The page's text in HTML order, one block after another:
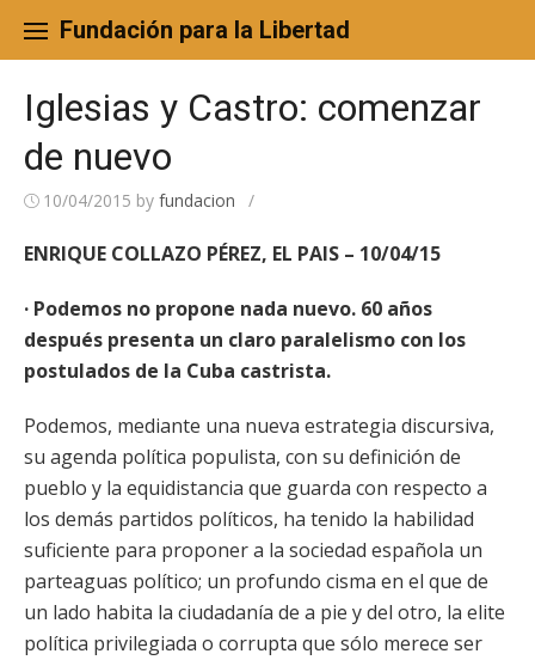
content
Fundación para la Libertad
Iglesias y Castro: comenzar
de nuevo
10/04/2015 by fundacion /
ENRIQUE COLLAZO PÉREZ, EL PAIS – 10/04/15
· Podemos no propone nada nuevo. 60 años
después presenta un claro paralelismo con los
postulados de la Cuba castrista.
Podemos, mediante una nueva estrategia discursiva,
su agenda política populista, con su definición de
pueblo y la equidistancia que guarda con respecto a
los demás partidos políticos, ha tenido la habilidad
suficiente para proponer a la sociedad española un
parteaguas político; un profundo cisma en el que de
un lado habita la ciudadanía de a pie y del otro, la elite
política privilegiada o corrupta que sólo merece ser